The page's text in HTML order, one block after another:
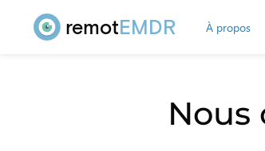
remotEMDR À propos
Nous